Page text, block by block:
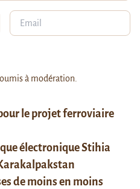
le projet ferroviaire
électronique Stihia
de moins en moins
à modération.